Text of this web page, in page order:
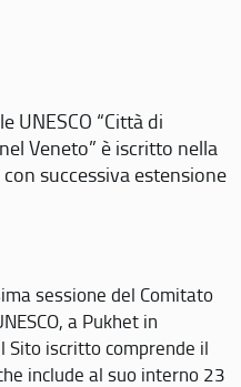
UNESCO “Città di
Veneto” è iscritto nella
successiva estensione
sessione del Comitato
a Pukhet in
Sito iscritto comprende il
include al suo interno 23